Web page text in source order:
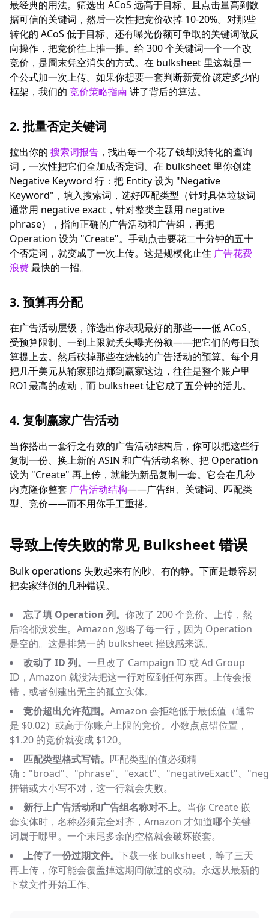
最经典的用法。筛选出 ACoS 远高于目标、且点击量高到数
据可信的关键词，然后一次性把竞价砍掉 10-20%。对那些
转化的 ACoS 低于目标、还有曝光份额可争取的关键词做反
向操作，把竞价往上推一推。给 300 个关键词一个一个改
竞价，是周末凭空消失的方式。在 bulksheet 里这就是一
个公式加一次上传。如果你想要一套判断新竞价该定多少的
框架，我们的 竞价策略指南讲了背后的算法。
2. 批量否定关键词
拉出你的 搜索词报告 ，找出每一个花了钱却没转化的查询
词，一次性把它们全加成否定词。在 bulksheet 里你创建
Negative Keyword 行：把 Entity 设为 "Negative
Keyword"，填入搜索词，选好匹配类型（针对具体垃圾词
通常用 negative exact，针对整类主题用 negative
phrase），指向正确的广告活动和广告组，再把
Operation 设为 "Create"。手动点击要花二十分钟的五十
个否定词，就变成了一次上传。这是规模化止住 广告花费
浪费最快的一招。
3. 预算再分配
在广告活动层级，筛选出你表现最好的那些——低 ACoS、
受预算限制、一到上限就丢失曝光份额——把它们的每日预
算提上去。然后砍掉那些在烧钱的广告活动的预算。每个月
把几千美元从输家那边挪到赢家这边，往往是整个账户里
ROI 最高的改动，而 bulksheet 让它成了五分钟的活儿。
4. 复制赢家广告活动
当你搭出一套行之有效的广告活动结构后，你可以把这些行
复制一份、换上新的 ASIN 和广告活动名称、把 Operation
设为 "Create" 再上传，就能为新品复制一套。它会在几秒
内克隆你整套 广告活动结构——广告组、关键词、匹配类
型、竞价——而不用你手工重搭。
导致上传失败的常见 Bulksheet 错误
Bulk operations 失败起来有的吵、有的静。下面是最容易
把卖家绊倒的几种错误。
忘了填 Operation 列。 你改了 200 个竞价、上传，然
后啥都没发生。Amazon 忽略了每一行，因为 Operation
是空的。这是排第一的 bulksheet 挫败感来源。
改动了 ID 列。 一旦改了 Campaign ID 或 Ad Group
ID，Amazon 就没法把这一行对应到任何东西。上传会报
错，或者创建出无主的孤立实体。
竞价超出允许范围。 Amazon 会拒绝低于最低值（通常
是 $0.02）或高于你账户上限的竞价。小数点点错位置，
$1.20 的竞价就变成 $120。
匹配类型格式写错。 匹配类型的值必须精
确："broad"、"phrase"、"exact"、"negativeExact"、
拼错或大小写不对，这一行就会失败。
新行上广告活动和广告组名称对不上。 当你 Create 嵌
套实体时，名称必须完全对齐，Amazon 才知道哪个关键
词属于哪里。一个末尾多余的空格就会破坏嵌套。
上传了一份过期文件。 下载一张 bulksheet，等了三天
再上传，你可能会覆盖掉这期间做过的改动。永远从最新的
下载文件开始工作。